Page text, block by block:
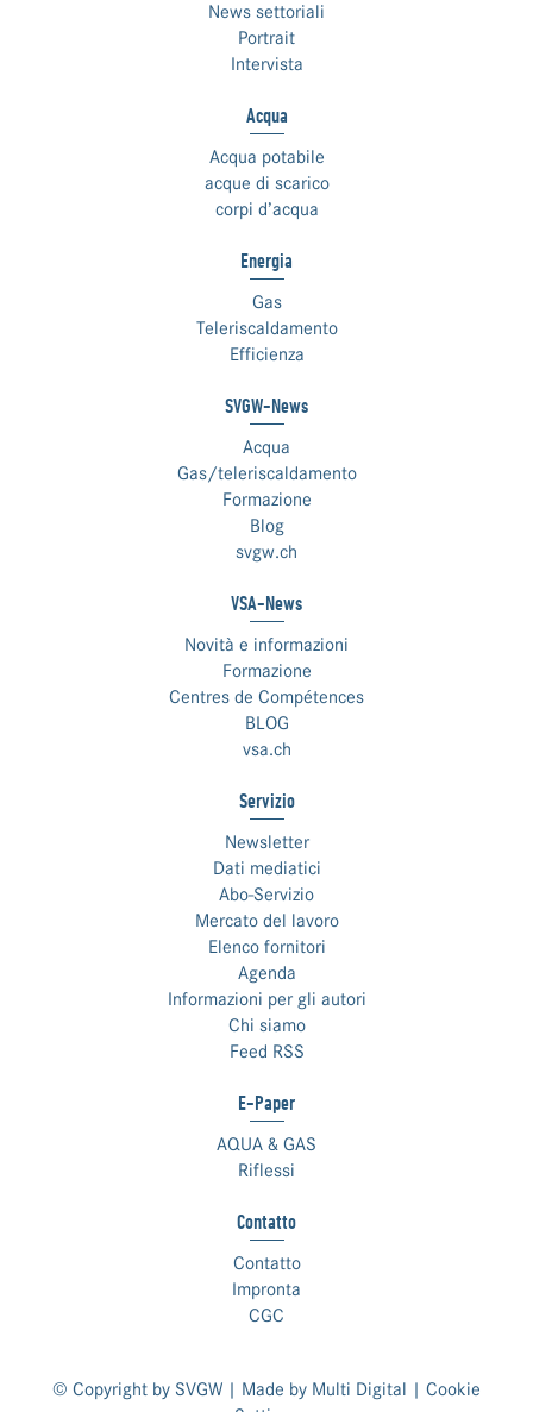
News settoriali
Portrait
Intervista
Acqua
Acqua potabile
acque di scarico
corpi d’acqua
Energia
Gas
Teleriscaldamento
Efficienza
SVGW-News
Acqua
Gas/teleriscaldamento
Formazione
Blog
svgw.ch
VSA-News
Novità e informazioni
Formazione
Centres de Compétences
BLOG
vsa.ch
Servizio
Newsletter
Dati mediatici
Abo-Servizio
Mercato del lavoro
Elenco fornitori
Agenda
Informazioni per gli autori
Chi siamo
Feed RSS
E-Paper
AQUA & GAS
Riflessi
Contatto
Contatto
Impronta
CGC
© Copyright by SVGW | Made by Multi Digital | Cookie